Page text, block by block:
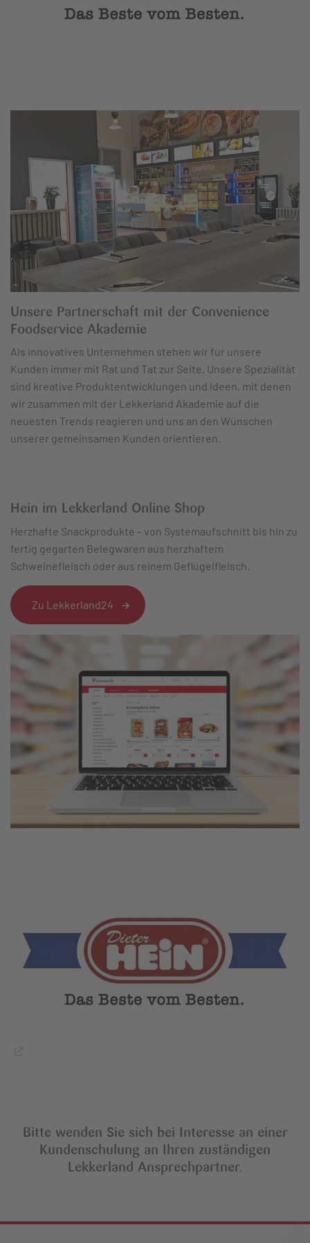
Unsere Partnerschaft mit der Convenience
Foodservice Akademie
Als innovatives Unternehmen stehen wir für unsere
Kunden immer mit Rat und Tat zur Seite. Unsere Spezialität
sind kreative Produktentwicklungen und Ideen, mit denen
wir zusammen mit der Lekkerland Akademie auf die
neuesten Trends reagieren und uns an den Wünschen
unserer gemeinsamen Kunden orientieren.
Hein im Lekkerland Online Shop
Herzhafte Snackprodukte – von Systemaufschnitt bis hin zu
fertig gegarten Belegwaren aus herzhaftem
Schweinefleisch oder aus reinem Geflügelfleisch.
Zu Lekkerland24
Bitte wenden Sie sich bei Interesse an einer
Kundenschulung an Ihren zuständigen
Lekkerland Ansprechpartner.